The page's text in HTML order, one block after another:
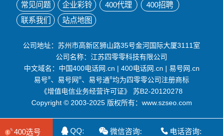
常见问题
企业彩铃 400代理
400招聘
联系我们
站点地图
公司地址：苏州市高新区狮山路35号金河国际大厦3111室
公司名称：江苏四零零科技有限公司
中文域名： 中国400电话网.cn | 400电话网.cn | 易号网.cn
易号®、易号网®、易号通®均为四零零公司注册商标
《增值电信业务经营许可证》
苏B2-20120278
Copyright © 2003-2025 版权所有：www.szseo.com
400选号 QQ: 微信咨询: 电话咨询: